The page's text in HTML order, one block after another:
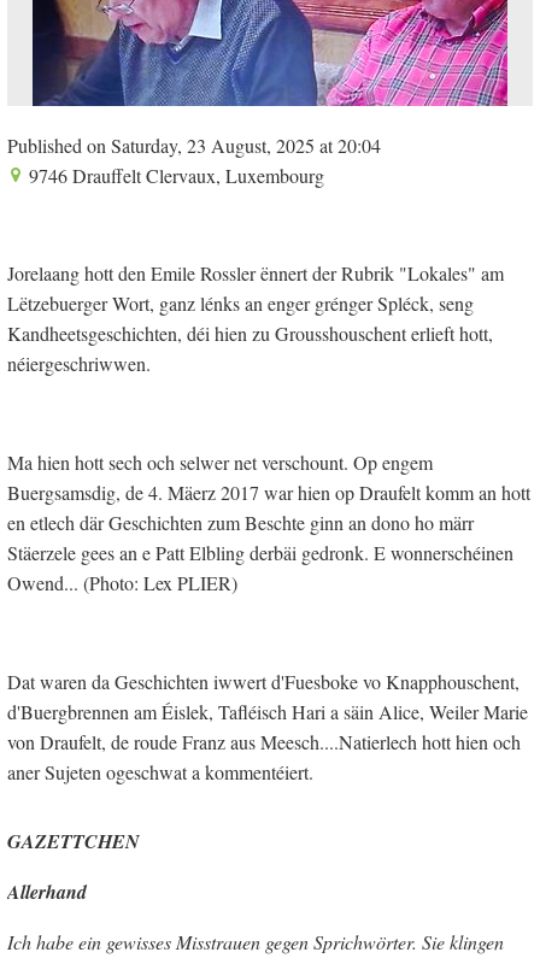
Published on Saturday, 23 August, 2025 at 20:04
9746 Drauffelt Clervaux, Luxembourg
Jorelaang hott den Emile Rossler ënnert der Rubrik "Lokales" am
Lëtzebuerger Wort, ganz lénks an enger grénger Spléck, seng
Kandheetsgeschichten, déi hien zu Grousshouschent erlieft hott,
néiergeschriwwen.
Ma hien hott sech och selwer net verschount. Op engem
Buergsamsdig, de 4. Mäerz 2017 war hien op Draufelt komm an hott
en etlech där Geschichten zum Beschte ginn an dono ho märr
Stäerzele gees an e Patt Elbling derbäi gedronk. E wonnerschéinen
Owend... (Photo: Lex PLIER)
Dat waren da Geschichten iwwert d'Fuesboke vo Knapphouschent,
d'Buergbrennen am Éislek, Tafléisch Hari a säin Alice, Weiler Marie
von Draufelt, de roude Franz aus Meesch....Natierlech hott hien och
aner Sujeten ogeschwat a kommentéiert.
GAZETTCHEN
Allerhand
Ich habe ein gewisses Misstrauen gegen Sprichwörter. Sie klingen